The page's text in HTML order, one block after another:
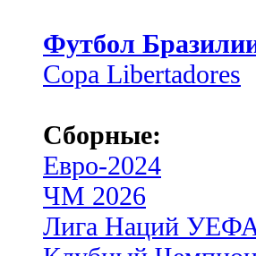
Футбол
Copa Libertadores
Сборные:
Евро-2024
ЧМ 2026
Лига Наций